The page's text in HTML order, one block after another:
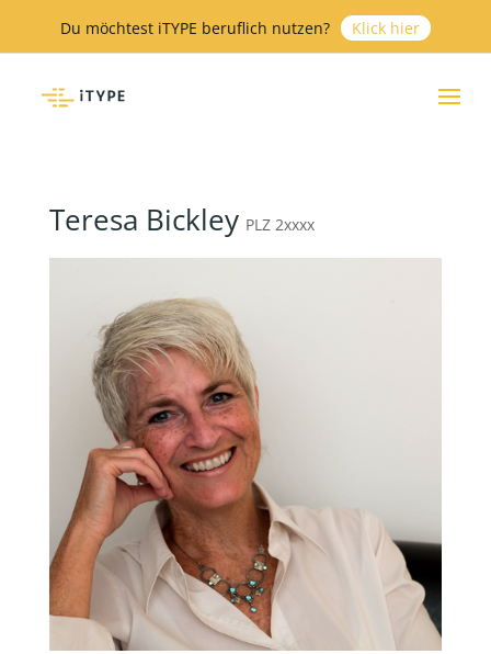
Du möchtest iTYPE beruflich nutzen? Klick hier
Teresa Bickley PLZ 2xxxx